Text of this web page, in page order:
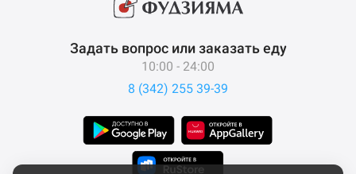
Задать вопрос или заказать еду
10:00 - 24:00
8 (342) 255 39-39